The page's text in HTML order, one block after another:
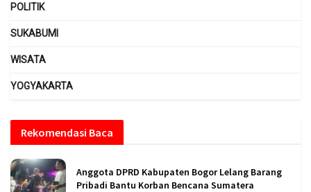
POLITIK
SUKABUMI
WISATA
YOGYAKARTA
Rekomendasi Baca
Anggota DPRD Kabupaten Bogor Lelang Barang
Pribadi Bantu Korban Bencana Sumatera